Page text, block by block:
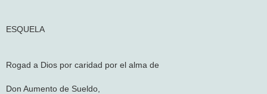
ESQUELA
Rogad a Dios por caridad por el alma de
Don Aumento de Sueldo,